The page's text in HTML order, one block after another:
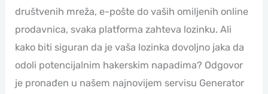
društvenih mreža, e-pošte do vaših omiljenih online
prodavnica, svaka platforma zahteva lozinku. Ali
kako biti siguran da je vaša lozinka dovoljno jaka da
odoli potencijalnim hakerskim napadima? Odgovor
je pronađen u našem najnovijem servisu Generator